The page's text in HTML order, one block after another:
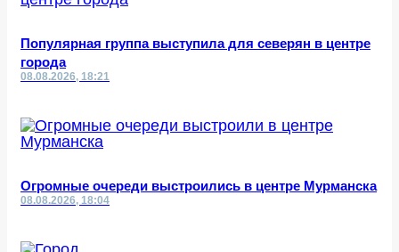
Популярная группа выступила для северян в центре
города
08.08.2026, 18:21
Огромные очереди выстроились в центре Мурманска
08.08.2026, 18:04